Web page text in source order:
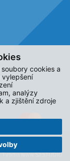
cookies a
vylepšení
analýzy
a zjištění zdroje
Tvorba www S2 STUDIO